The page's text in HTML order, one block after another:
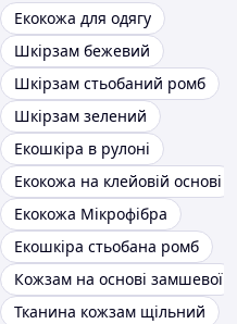
Екокожа для одягу
Шкірзам бежевий
Шкірзам стьобаний ромб
Шкірзам зелений
Екошкіра в рулоні
Екокожа на клейовій основі
Екокожа Мікрофібра
Екошкіра стьобана ромб
Кожзам на основі замшевої
Тканина кожзам щільний